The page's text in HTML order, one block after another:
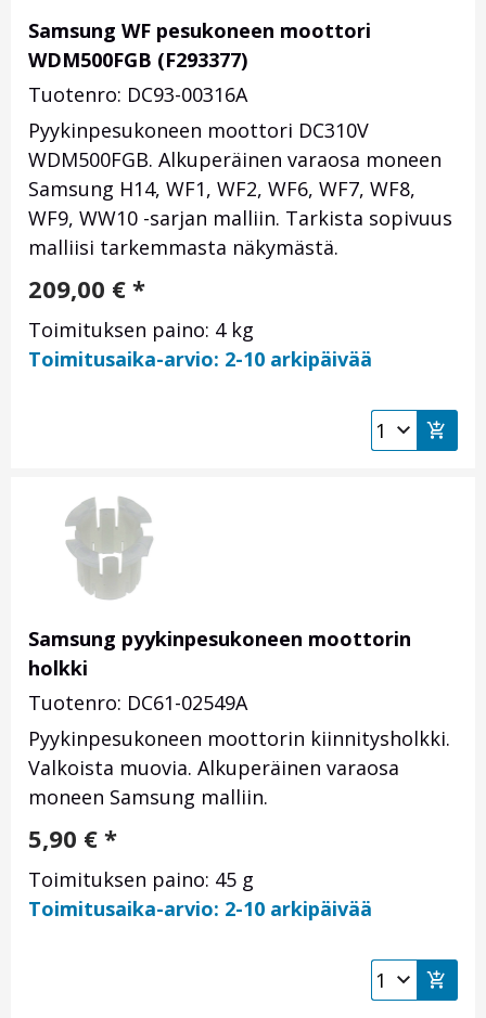
Samsung WF pesukoneen moottori
WDM500FGB (F293377)
Tuotenro: DC93-00316A
Pyykinpesukoneen moottori DC310V
WDM500FGB. Alkuperäinen varaosa moneen
Samsung H14, WF1, WF2, WF6, WF7, WF8,
WF9, WW10 -sarjan malliin. Tarkista sopivuus
malliisi tarkemmasta näkymästä.
209,00 € *
Toimituksen paino: 4 kg
Toimitusaika-arvio: 2-10 arkipäivää
Samsung pyykinpesukoneen moottorin
holkki
Tuotenro: DC61-02549A
Pyykinpesukoneen moottorin kiinnitysholkki.
Valkoista muovia. Alkuperäinen varaosa
moneen Samsung malliin.
5,90 € *
Toimituksen paino: 45 g
Toimitusaika-arvio: 2-10 arkipäivää